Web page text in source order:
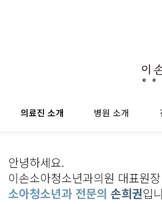
의료진 소개 병원 소개
안녕하세요.
이손소아청소년과의원 대표원장
소아청소년과 전문의 손희권입